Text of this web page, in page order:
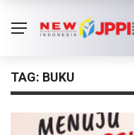
TAG: BUKU